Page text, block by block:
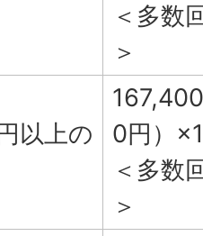
＜多数
＞
以上の
0円）
＜多数
＞